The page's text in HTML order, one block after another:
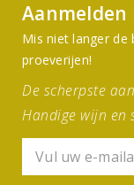
Mis niet langer de
proeverijen!
De scherpste
Handige wijn en